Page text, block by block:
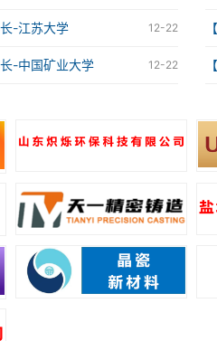
12-22
-江苏大学
12-22
-中国矿业大学